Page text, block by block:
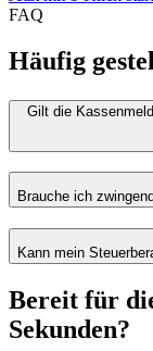
FAQ
Häufig
Gilt die
Brauche ich
Kann mein
Bereit für
Sekunden?